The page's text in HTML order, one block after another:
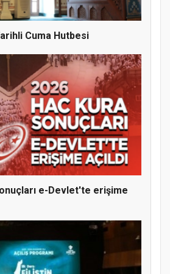
ÖZDERE’YE ZİYARET
Cuma Hutbesi
e-Devlet'te erişime